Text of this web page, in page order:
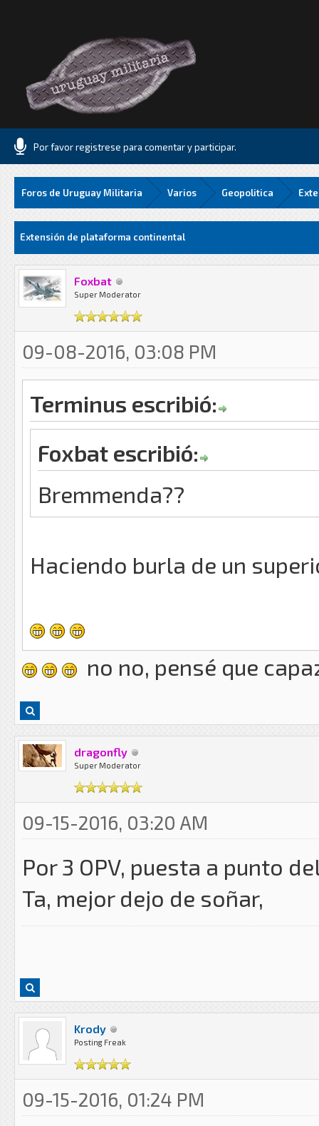
Por favor registrese para comentar y participar.
Foros de Uruguay Militaria Varios Geopolitica
Extensión de plataforma continental
Foxbat
Super Moderator
09-08-2016, 03:08 PM
Terminus escribió:
Foxbat escribió:
Bremmenda??
Haciendo burla de un
no no, pensé que
dragonfly
Super Moderator
09-15-2016, 03:20 AM
Por 3 OPV, puesta a punto
Ta, mejor dejo de soñar,
Krody
Posting Freak
09-15-2016, 01:24 PM